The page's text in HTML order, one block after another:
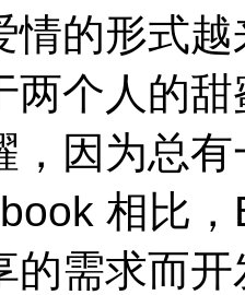
情的形式
两个人的
，因为总
相比，
的需求而